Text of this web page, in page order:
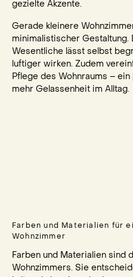
gezielte Akzente.
Gerade kleinere
minimalistischer Gestaltung.
Wesentliche lässt selbst
luftiger wirken. Zudem
Pflege des Wohnraums –
mehr Gelassenheit im Alltag.
Farben und Materialien für
Wohnzimmer
Farben und Materialien sind
Wohnzimmers. Sie